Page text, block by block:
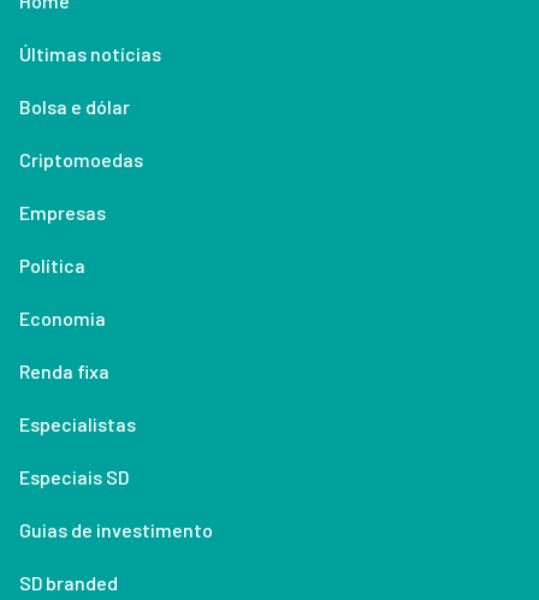
Últimas notícias
Bolsa e dólar
Criptomoedas
Empresas
Política
Economia
Renda fixa
Especialistas
Especiais SD
Guias de investimento
SD branded